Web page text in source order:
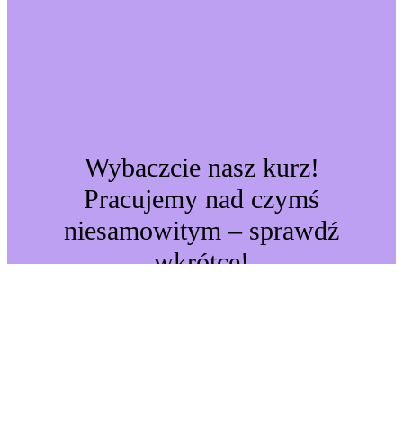
Wybaczcie nasz kurz!
Pracujemy nad czymś
niesamowitym – sprawdź
wkrótce!